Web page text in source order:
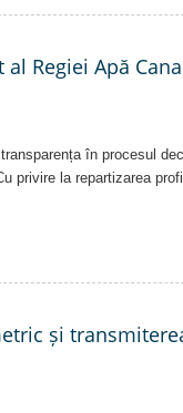
Regiei Apă
în procesul
privire la repartizarea
și